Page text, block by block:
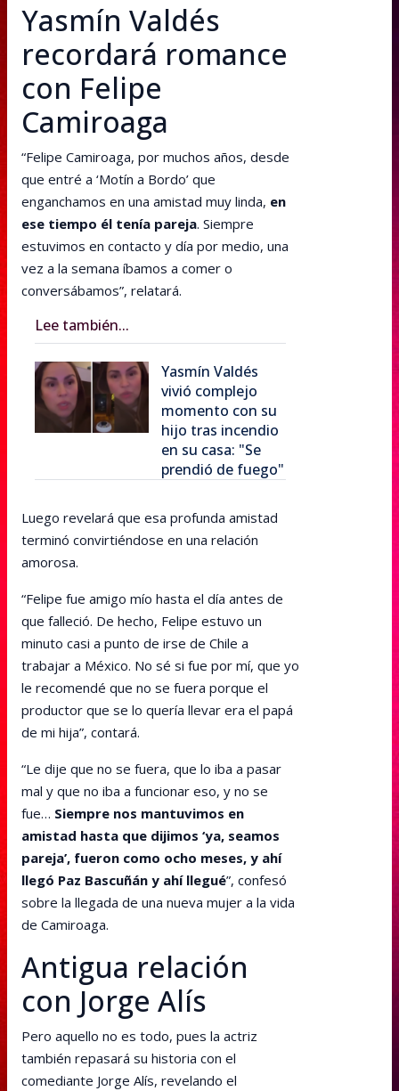
Yasmín Valdés
recordará romance
con Felipe
Camiroaga
“Felipe Camiroaga, por muchos años, desde
que entré a ‘Motín a Bordo’ que
enganchamos en una amistad muy linda, en
ese tiempo él tenía pareja. Siempre
estuvimos en contacto y día por medio, una
vez a la semana íbamos a comer o
conversábamos”, relatará.
Lee también...
Yasmín Valdés
vivió complejo
momento con su
hijo tras incendio
en su casa: "Se
prendió de fuego"
Luego revelará que esa profunda amistad
terminó convirtiéndose en una relación
amorosa.
“Felipe fue amigo mío hasta el día antes de
que falleció. De hecho, Felipe estuvo un
minuto casi a punto de irse de Chile a
trabajar a México. No sé si fue por mí, que yo
le recomendé que no se fuera porque el
productor que se lo quería llevar era el papá
de mi hija”, contará.
“Le dije que no se fuera, que lo iba a pasar
mal y que no iba a funcionar eso, y no se
fue… Siempre nos mantuvimos en
amistad hasta que dijimos ‘ya, seamos
pareja’, fueron como ocho meses, y ahí
llegó Paz Bascuñán y ahí llegué”, confesó
sobre la llegada de una nueva mujer a la vida
de Camiroaga.
Antigua relación
con Jorge Alís
Pero aquello no es todo, pues la actriz
también repasará su historia con el
comediante Jorge Alís, revelando el